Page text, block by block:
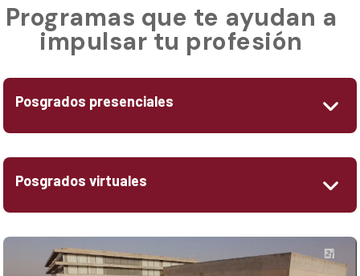
Programas que te ayudan a
impulsar tu profesión
Posgrados presenciales
Posgrados virtuales